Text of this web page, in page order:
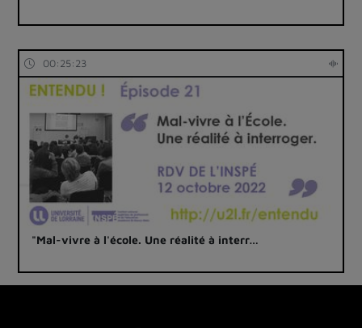
00:25:23
"Mal-vivre à l'école. Une réalité à interr…